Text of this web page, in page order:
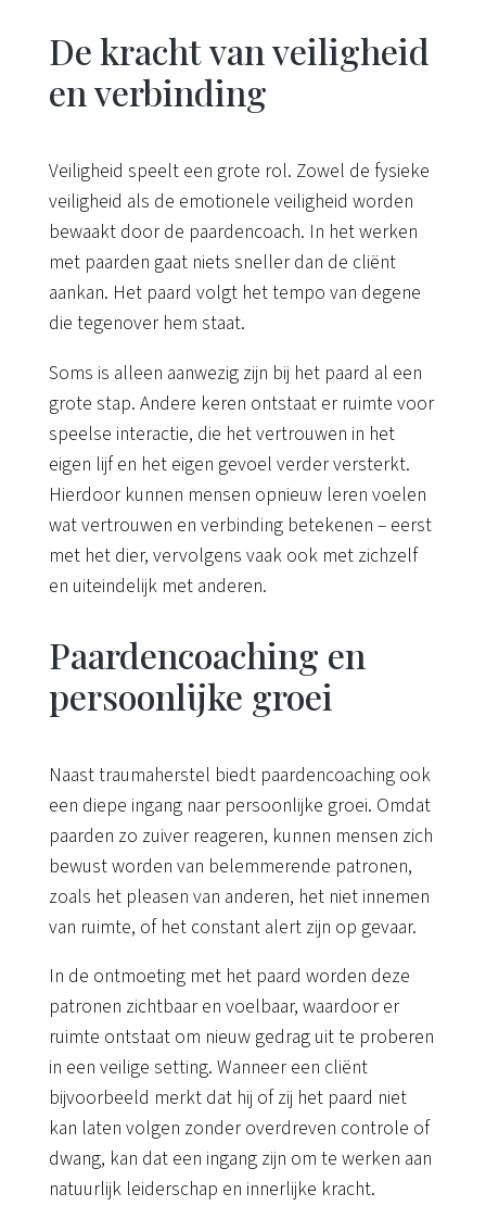
De kracht van veiligheid
en verbinding
Veiligheid speelt een grote rol. Zowel de fysieke
veiligheid als de emotionele veiligheid worden
bewaakt door de paardencoach. In het werken
met paarden gaat niets sneller dan de cliënt
aankan. Het paard volgt het tempo van degene
die tegenover hem staat.
Soms is alleen aanwezig zijn bij het paard al een
grote stap. Andere keren ontstaat er ruimte voor
speelse interactie, die het vertrouwen in het
eigen lijf en het eigen gevoel verder versterkt.
Hierdoor kunnen mensen opnieuw leren voelen
wat vertrouwen en verbinding betekenen – eerst
met het dier, vervolgens vaak ook met zichzelf
en uiteindelijk met anderen.
Paardencoaching en
persoonlijke groei
Naast traumaherstel biedt paardencoaching ook
een diepe ingang naar persoonlijke groei. Omdat
paarden zo zuiver reageren, kunnen mensen zich
bewust worden van belemmerende patronen,
zoals het pleasen van anderen, het niet innemen
van ruimte, of het constant alert zijn op gevaar.
In de ontmoeting met het paard worden deze
patronen zichtbaar en voelbaar, waardoor er
ruimte ontstaat om nieuw gedrag uit te proberen
in een veilige setting. Wanneer een cliënt
bijvoorbeeld merkt dat hij of zij het paard niet
kan laten volgen zonder overdreven controle of
dwang, kan dat een ingang zijn om te werken aan
natuurlijk leiderschap en innerlijke kracht.